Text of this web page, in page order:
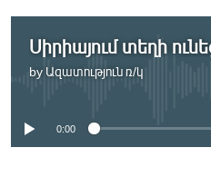
by Ազատություն ռ/կ
No media source
0:00